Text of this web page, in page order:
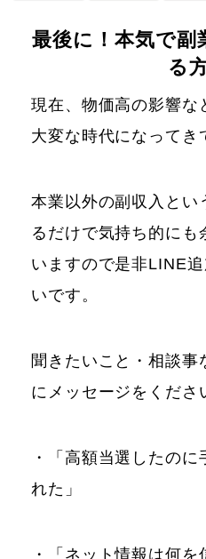
最後に！本気で副
る
現在、物価高の影響な
大変な時代になってき
本業以外の副収入とい
るだけで気持ち的にも
いますので是非LINE
いです。
聞きたいこと・相談事
にメッセージをくださ
・「高額当選したの
れた」
・「ネット情報は何